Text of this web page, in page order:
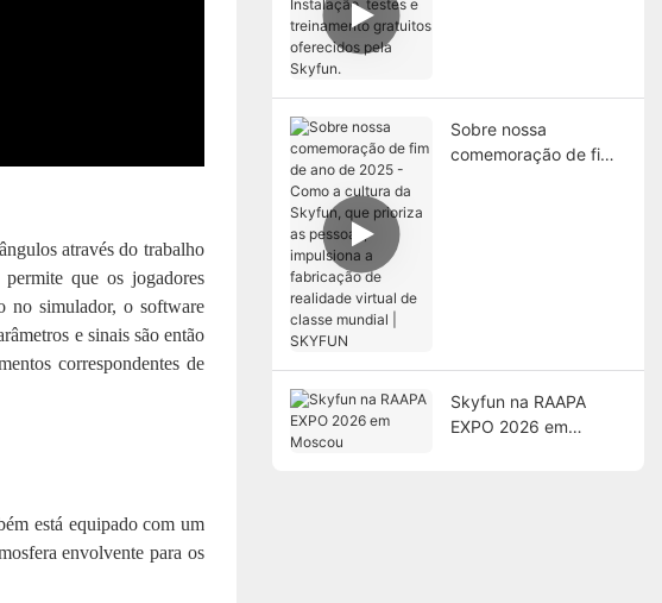
através do trabalho
que os jogadores
no simulador, o software
e sinais são então
correspondentes de
está equipado com um
envolvente para os
Sobre nossa
comemoração de fim
Skyfun na RAAPA
EXPO 2026 em